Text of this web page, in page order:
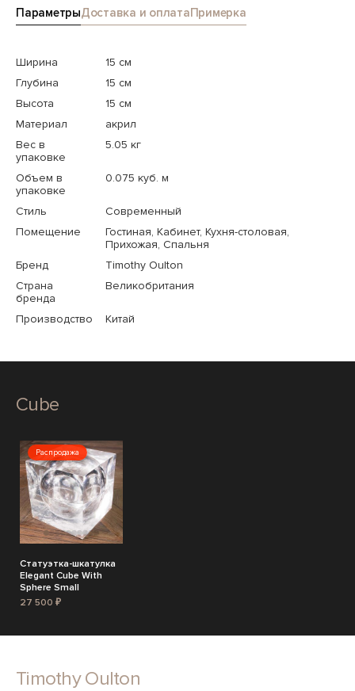
ПараметрыДоставка и оплатаПримерка
Ширина
15 см
Глубина
15 см
Высота
15 см
Материал
акрил
Вес в
упаковке
5.05 кг
Объем в
упаковке
0.075 куб. м
Стиль
Современный
Помещение
Гостиная, Кабинет, Кухня-столовая,
Прихожая, Спальня
Бренд
Timothy Oulton
Страна
бренда
Великобритания
Производство Китай
Cube
Распродажа
Статуэтка-шкатулка
Elegant Cube With
Sphere Small
27 500 ₽
Timothy Oulton